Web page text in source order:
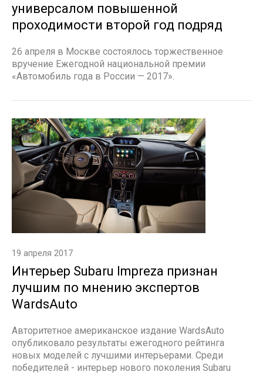
универсалом повышенной
проходимости второй год подряд
26 апреля в Москве состоялось торжественное
вручение Ежегодной национальной премии
«Автомобиль года в России — 2017».
19 апреля 2017
Интерьер Subaru Impreza признан
лучшим по мнению экспертов
WardsAuto
Авторитетное американское издание WardsAuto
опубликовало результаты ежегодного рейтинга
новых моделей с лучшими интерьерами. Среди
победителей - интерьер нового поколения Subaru